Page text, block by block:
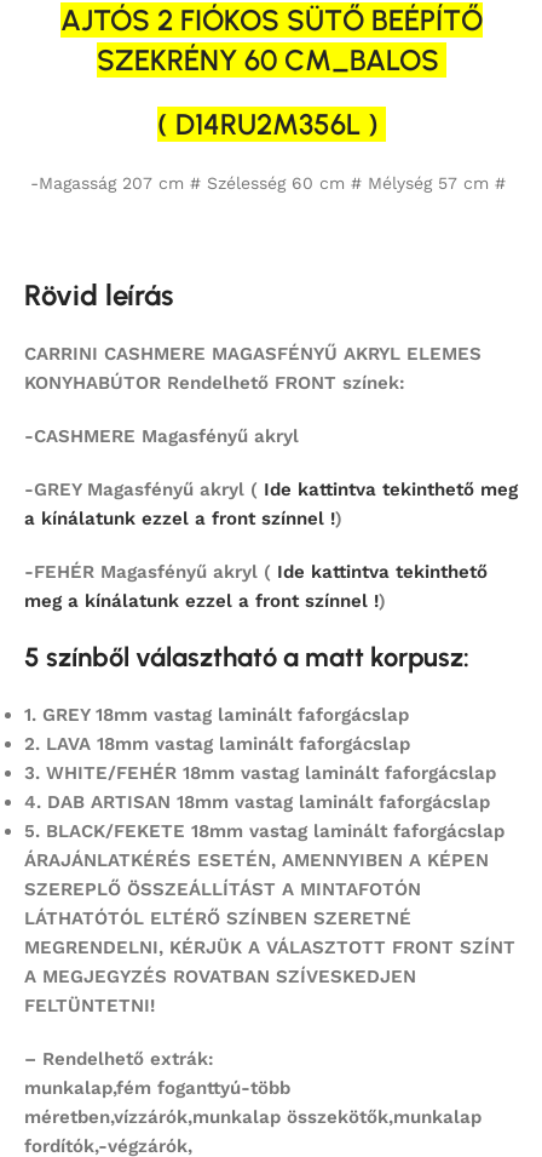
AJTÓS 2 FIÓKOS SÜTŐ BEÉPÍTŐ
SZEKRÉNY 60 CM_BALOS
( D14RU2M356L )
-Magasság 207 cm # Szélesség 60 cm # Mélység 57 cm #
Rövid leírás
CARRINI CASHMERE MAGASFÉNYŰ AKRYL ELEMES
KONYHABÚTOR Rendelhető FRONT színek:
-CASHMERE Magasfényű akryl
-GREY Magasfényű akryl ( Ide kattintva tekinthető meg
a kínálatunk ezzel a front színnel !)
-FEHÉR Magasfényű akryl ( Ide kattintva tekinthető
meg a kínálatunk ezzel a front színnel !)
5 színből választható a matt korpusz:
1. GREY 18mm vastag laminált faforgácslap
2. LAVA 18mm vastag laminált faforgácslap
3. WHITE/FEHÉR 18mm vastag laminált faforgácslap
4. DAB ARTISAN 18mm vastag laminált faforgácslap
5. BLACK/FEKETE 18mm vastag laminált faforgácslap
ÁRAJÁNLATKÉRÉS ESETÉN, AMENNYIBEN A KÉPEN
SZEREPLŐ ÖSSZEÁLLÍTÁST A MINTAFOTÓN
LÁTHATÓTÓL ELTÉRŐ SZÍNBEN SZERETNÉ
MEGRENDELNI, KÉRJÜK A VÁLASZTOTT FRONT SZÍNT
A MEGJEGYZÉS ROVATBAN SZÍVESKEDJEN
FELTÜNTETNI!
– Rendelhető extrák:
munkalap,fém foganttyú-több
méretben,vízzárók,munkalap összekötők,munkalap
fordítók,-végzárók,